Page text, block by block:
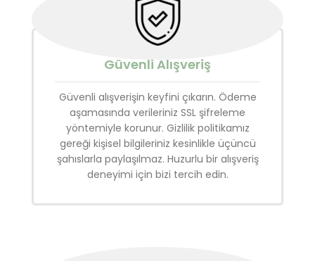
Güvenli Alışveriş
Güvenli alışverişin keyfini çıkarın. Ödeme
aşamasında verileriniz SSL şifreleme
yöntemiyle korunur. Gizlilik politikamız
gereği kişisel bilgileriniz kesinlikle üçüncü
şahıslarla paylaşılmaz. Huzurlu bir alışveriş
deneyimi için bizi tercih edin.